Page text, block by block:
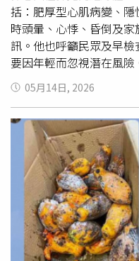
的小孩都不會是女兒嗎
去」。也有人直言，「
診所或醫院的凳子優先
們搞清楚，今天重點是
等候的所有女性」、「
其實不知道孕婦久站會
重，站久了都會覺得肚
此，婦產科醫師蘇怡寧
解到底是在吵什麼，他
身體會發生6大生理變
「懷孕不是變胖，不是
統正在被徹底重組」。
到第三孕期，孕婦的血
輸出量增加30%到50%
味著孕婦即使靜靜站著
括：肥厚型心肌病變、
時頭暈、心悸、昏倒及
訊。他也呼籲民眾及早檢
要因年輕而忽視潛在風
發文分享，有名25歲科
房運動，身邊朋友都認
早晨卻再也沒有醒來。
生命跡象，最終死因被
Cardiac Death）。黃軒
輕人無關，但醫學統計
在高齡族群。根據美國
35萬人死於院外心臟驟
族群，而且多數患者在
說明，年輕人猝死最常
變」（HCM），心臟壁
05月14日, 2026